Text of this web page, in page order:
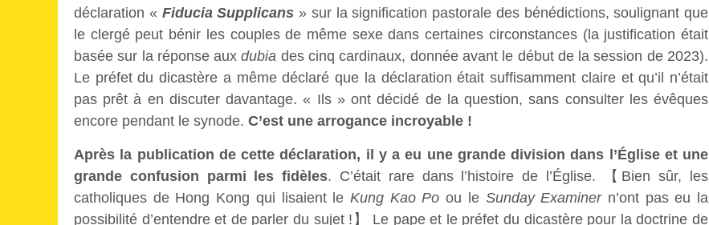
déclaration « Fiducia Supplicans » sur la signification pastorale des bénédictions, soulignant que
le clergé peut bénir les couples de même sexe dans certaines circonstances (la justification était
basée sur la réponse auxdubia des cinq cardinaux, donnée avant le début de la session de 2023).
Le préfet du dicastère a même déclaré que la déclaration était suffisamment claire et qu’il n’était
pas prêt à en discuter davantage. « Ils » ont décidé de la question, sans consulter les évêques
encore pendant le synode. C’est une arrogance incroyable !
Après la publication de cette déclaration, il y a eu une grande division dans l’Église et une
grande confusion parmi les fidèles. C’était rare dans l’histoire de l’Église. 【Bien sûr, les
catholiques de Hong Kong qui lisaient le Kung Kao Po ou le Sunday Examinern’ont pas eu la
possibilité d’entendre et de parler du sujet !】 Le pape et le préfet du dicastère pour la doctrine de